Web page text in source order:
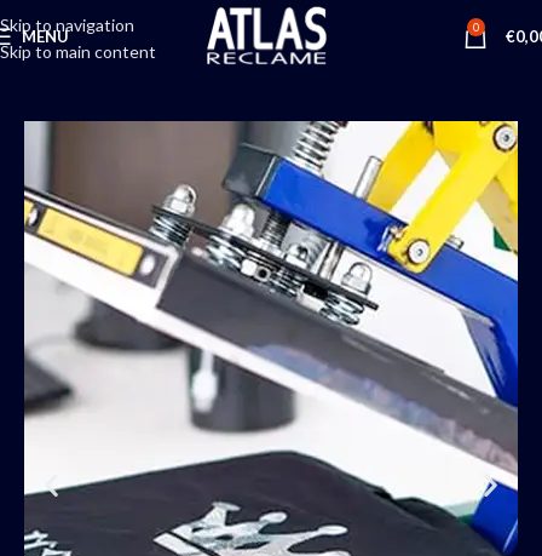
Skip to navigation
Skip to main content
MENU 0 €